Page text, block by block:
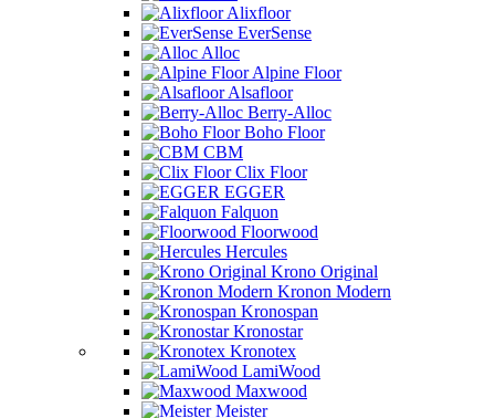
Alixfloor
EverSense
Alloc
Alpine Floor
Alsafloor
Berry-Alloc
Boho Floor
CBM
Clix Floor
EGGER
Falquon
Floorwood
Hercules
Krono Original
Kronon Modern
Kronospan
Kronostar
Kronotex
LamiWood
Maxwood
Meister